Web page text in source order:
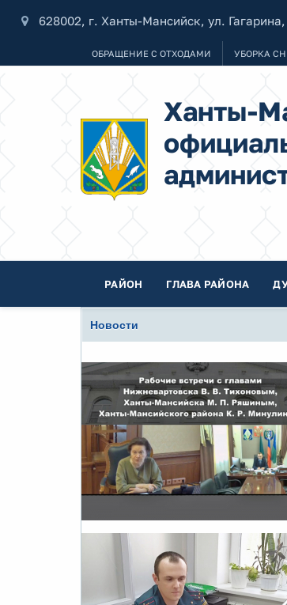
628002, г. Ханты-Мансийск, ул.
ОБРАЩЕНИЕ С ОТХОДАМИ УБОРКА
Ханты-
РАЙОН ГЛАВА РАЙОНА
Новости